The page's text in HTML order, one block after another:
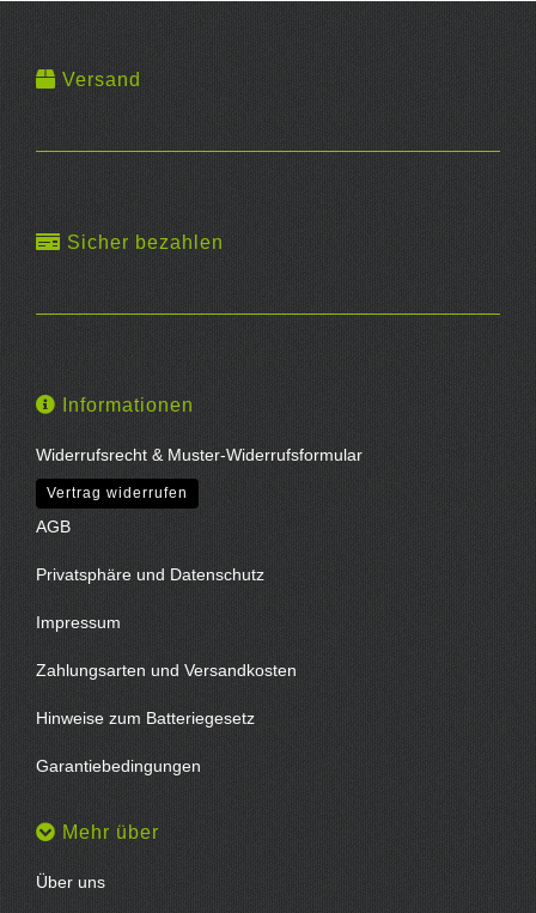
Versand
Sicher bezahlen
Informationen
Widerrufsrecht & Muster-Widerrufsformular
Vertrag widerrufen
AGB
Privatsphäre und Datenschutz
Impressum
Zahlungsarten und Versandkosten
Hinweise zum Batteriegesetz
Garantiebedingungen
Mehr über
Über uns